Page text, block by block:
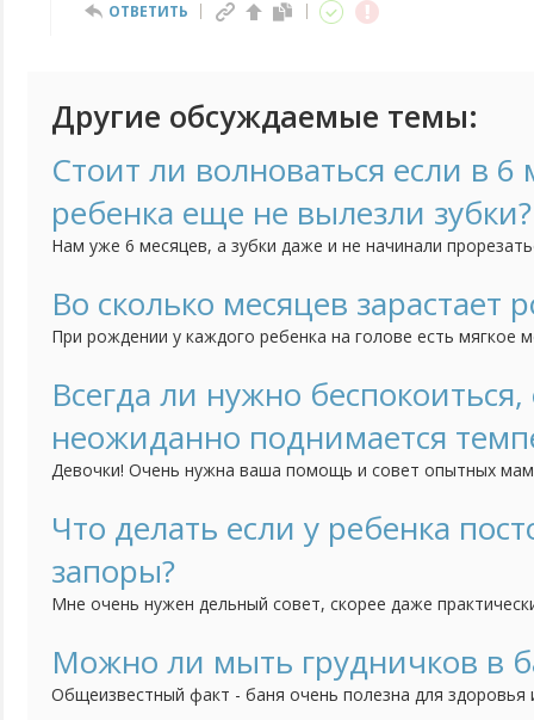
ОТВЕТИТЬ
Другие обсуждаемые темы:
Стоит ли волноваться если в 6
ребенка еще не вылезли зубки?
Нам уже 6 месяцев, а зубки даже и не начинали
Во сколько месяцев зарастает
При рождении у каждого ребенка на голове есть мягкое
например зубки режутся или садятся на попу каждый в
начинать волноваться, что родничок все ни как не
Всегда ли нужно
неожиданно поднимается
Девочки! Очень нужна ваша помощь и совет опытных
есть не к кому вообще обратиться за помощью. На днях
среди бела дня поднялась температура. Мы даже и на
Почему...
Что делать если у ребенка
запоры?
Мне очень нужен дельный совет, скорее даже
постоянно ставить клизмы. Но что делать? И как нам
Можно ли мыть грудничков в
Общеизвестный факт - баня очень полезна для здоровья